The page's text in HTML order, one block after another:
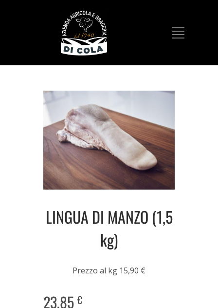
LINGUA DI MANZO (1,5
kg)
Prezzo al kg 15,90 €
23,85€